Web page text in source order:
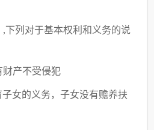
,下列对于基本权利和义务的说
财产不受侵犯
女的义务，子女没有赡养扶